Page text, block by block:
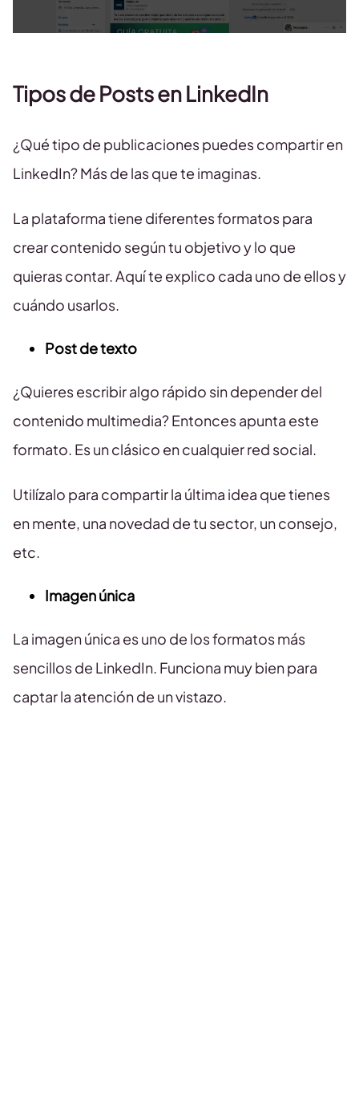
Tipos de Posts en LinkedIn
¿Qué tipo de publicaciones puedes compartir en
LinkedIn? Más de las que te imaginas.
La plataforma tiene diferentes formatos para
crear contenido según tu objetivo y lo que
quieras contar. Aquí te explico cada uno de ellos y
cuándo usarlos.
Post de texto
¿Quieres escribir algo rápido sin depender del
contenido multimedia? Entonces apunta este
formato. Es un clásico en cualquier red social.
Utilízalo para compartir la última idea que tienes
en mente, una novedad de tu sector, un consejo,
etc.
Imagen única
La imagen única es uno de los formatos más
sencillos de LinkedIn. Funciona muy bien para
captar la atención de un vistazo.